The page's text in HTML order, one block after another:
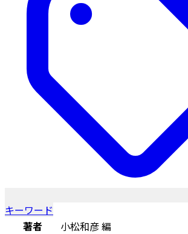
キーワード
著者
小松和彦 編